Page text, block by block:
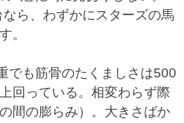
ら、わずかにスターズの馬
。
も筋骨のたくましさは500
回っている。相変わらず際
間の膨らみ）。大きさばか